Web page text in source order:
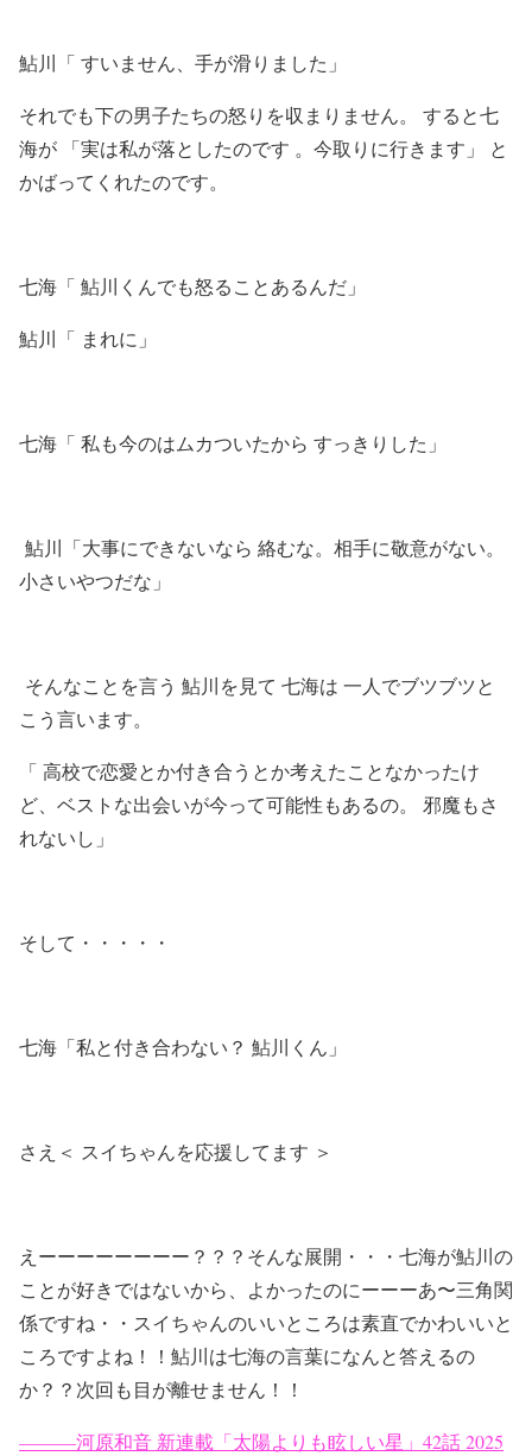
鮎川「 すいません、手が滑りました」
それでも下の男子たちの怒りを収まりません。 すると七
海が 「実は私が落としたのです 。今取りに行きます」 と
かばってくれたのです。
七海「 鮎川くんでも怒ることあるんだ」
鮎川「 まれに」
七海「 私も今のはムカついたから すっきりした」
鮎川「大事にできないなら 絡むな。相手に敬意がない。
小さいやつだな」
そんなことを言う 鮎川を見て 七海は 一人でブツブツと
こう言います。
「 高校で恋愛とか付き合うとか考えたことなかったけ
ど、ベストな出会いが今って可能性もあるの。 邪魔もさ
れないし」
そして・・・・・
七海「私と付き合わない？ 鮎川くん」
さえ＜ スイちゃんを応援してます ＞
えーーーーーーーー？？？そんな展開・・・七海が鮎川の
ことが好きではないから、よかったのにーーーあ〜三角関
係ですね・・スイちゃんのいいところは素直でかわいいと
ころですよね！！鮎川は七海の言葉になんと答えるの
か？？次回も目が離せません！！
———河原和音 新連載「太陽よりも眩しい星」42話 2025